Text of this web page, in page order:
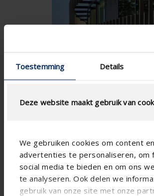
Toestemming Details
Deze website maakt gebruik van
We gebruiken cookies om content en
advertenties te personaliseren, om
social media te bieden en om ons
te analyseren. Ook delen we
gebruik van onze site met onze